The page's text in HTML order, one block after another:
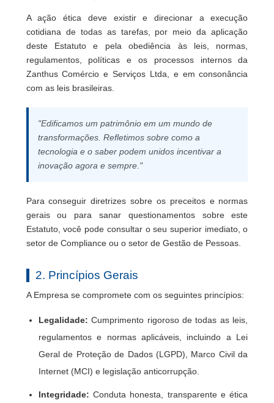
A ação ética deve existir e direcionar a execução
cotidiana de todas as tarefas, por meio da aplicação
deste Estatuto e pela obediência às leis, normas,
regulamentos, políticas e os processos internos da
Zanthus Comércio e Serviços Ltda, e em consonância
com as leis brasileiras.
"Edificamos um patrimônio em um mundo de
transformações. Refletimos sobre como a
tecnologia e o saber podem unidos incentivar a
inovação agora e sempre."
Para conseguir diretrizes sobre os preceitos e normas
gerais ou para sanar questionamentos sobre este
Estatuto, você pode consultar o seu superior imediato, o
setor de Compliance ou o setor de Gestão de Pessoas.
2. Princípios Gerais
A Empresa se compromete com os seguintes princípios:
Legalidade: Cumprimento rigoroso de todas as leis,
regulamentos e normas aplicáveis, incluindo a Lei
Geral de Proteção de Dados (LGPD), Marco Civil da
Internet (MCI) e legislação anticorrupção.
Integridade: Conduta honesta, transparente e ética